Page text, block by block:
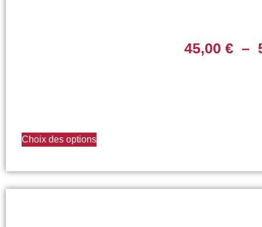
45,00 € –
Choix des options